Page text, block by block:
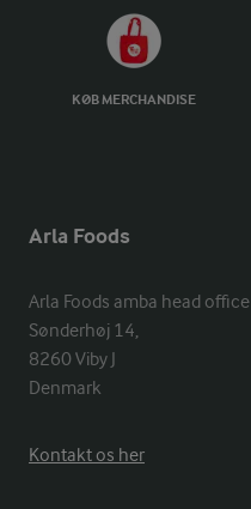
KØB MERCHANDISE
Arla Foods
Arla Foods amba head office
Sønderhøj 14,
8260 Viby J
Denmark
Kontakt os her